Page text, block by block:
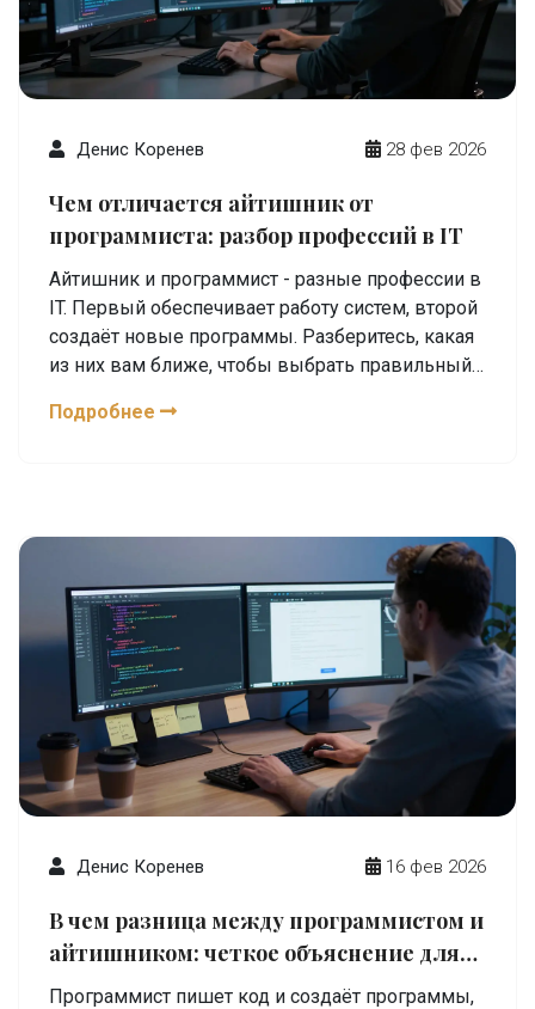
Денис Коренев 28 фев 2026
Чем отличается айтишник от
программиста: разбор профессий в IT
Айтишник и программист - разные профессии в
IT. Первый обеспечивает работу систем, второй
создаёт новые программы. Разберитесь, какая
из них вам ближе, чтобы выбрать правильный
Подробнее
Денис Коренев 16 фев 2026
В чем разница между программистом и
айтишником: четкое объяснение для
начинающих
Программист пишет код и создаёт программы,